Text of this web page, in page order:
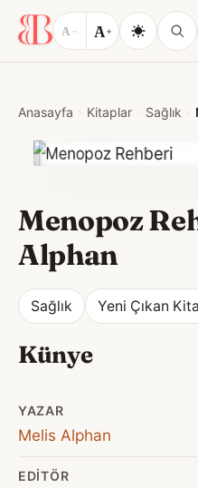
A − A+
Anasayfa Kitaplar Sağlık
Menopoz
Alphan
Sağlık Yeni Çıkan
Künye
YAZAR
Melis Alphan
EDITÖR